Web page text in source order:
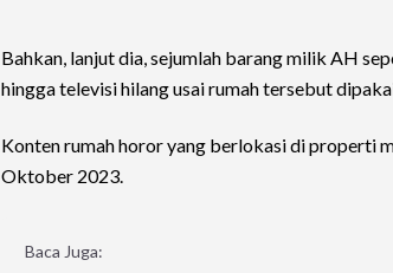
Bahkan, lanjut dia, sejumlah barang milik AH
hingga televisi hilang usai rumah tersebut
Konten rumah horor yang berlokasi di properti
Oktober 2023.
Baca Juga: